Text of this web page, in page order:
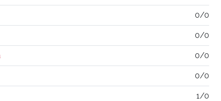
0/0
0/0
0/0
0/0
1/0